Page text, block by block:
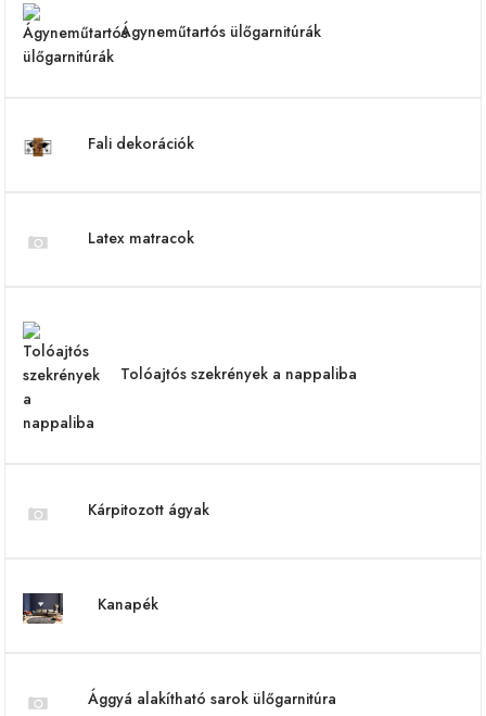
Ágyneműtartós ülőgarnitúrák
Fali dekorációk
Latex matracok
Tolóajtós szekrények a nappaliba
Kárpitozott ágyak
Kanapék
Ággyá alakítható sarok ülőgarnitúra